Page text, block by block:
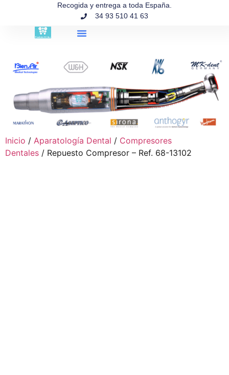
Recogida y entrega a toda España.
34 93 510 41 63
Inicio / Aparatología Dental / Compresores
Dentales / Repuesto Compresor – Ref. 68-13102